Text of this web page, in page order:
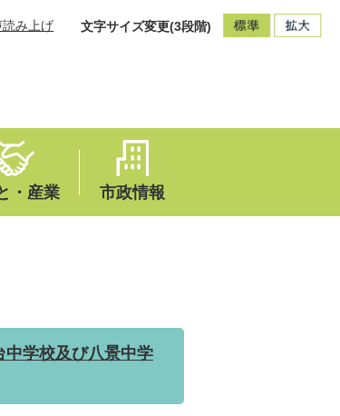
読み上げ 文字サイズ変更(3段階)
・産業 市政情報
中学校及び八景中学